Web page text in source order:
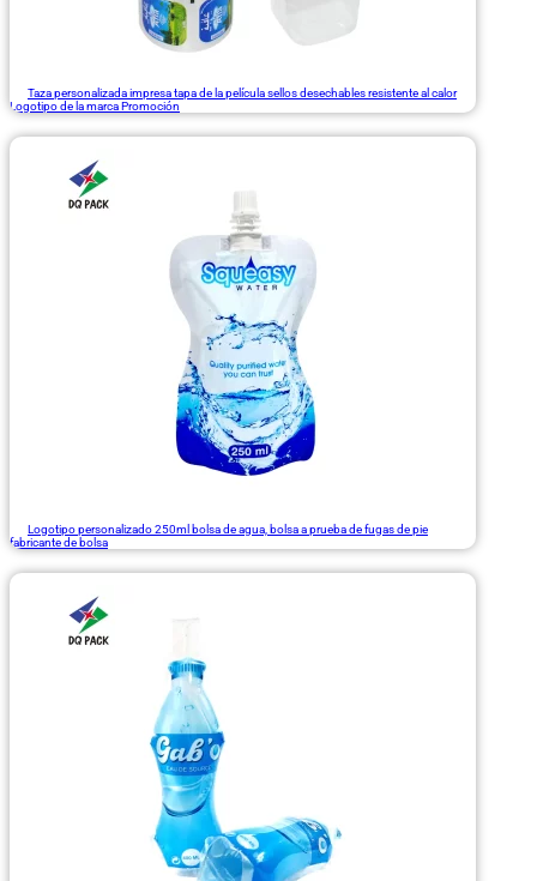
Taza personalizada impresa tapa de la película sellos desechables resistente al calor
Logotipo de la marca Promoción
Logotipo personalizado 250ml bolsa de agua, bolsa a prueba de fugas de pie
fabricante de bolsa